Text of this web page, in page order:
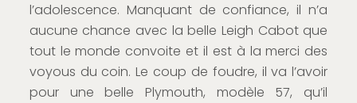
l’adolescence. Manquant de confiance, il n’a
aucune chance avec la belle Leigh Cabot que
tout le monde convoite et il est à la merci des
voyous du coin. Le coup de foudre, il va l’avoir
pour une belle Plymouth, modèle 57, qu’il